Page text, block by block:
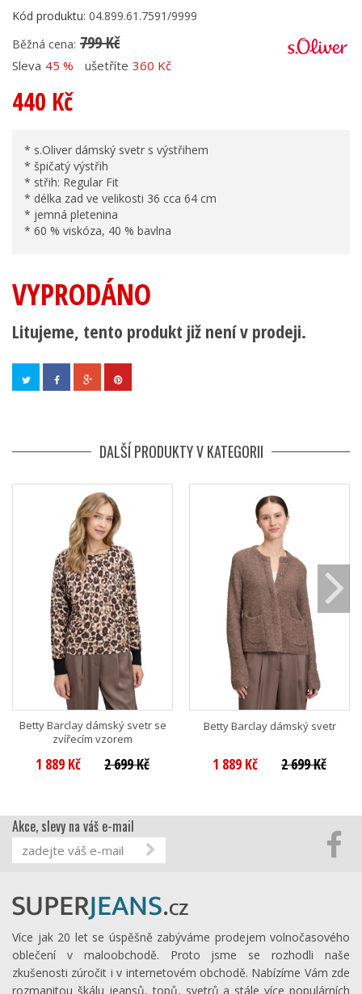
Kód produktu: 04.899.61.7591/9999
Běžná cena: 799 Kč
Sleva 45 % ušetříte 360 Kč
440 Kč
* s.Oliver dámský svetr s výstřihem
* špičatý výstřih
* střih: Regular Fit
* délka zad ve velikosti 36 cca 64 cm
* jemná pletenina
* 60 % viskóza, 40 % bavlna
VYPRODÁNO
Litujeme, tento produkt již není v prodeji.
DALŠÍ PRODUKTY V KATEGORII
Betty Barclay dámský svetr se
zvířecím vzorem
1 889 Kč 2 699 Kč
Betty Barclay dámský svetr
1 889 Kč 2 699 Kč
Akce, slevy na váš e-mail
Více jak 20 let se úspěšně zabýváme prodejem volnočasového
oblečení v maloobchodě. Proto jsme se rozhodli naše
zkušenosti zúročit i v internetovém obchodě. Nabízíme Vám zde
rozmanitou škálu jeansů, topů, svetrů a stále více populárních